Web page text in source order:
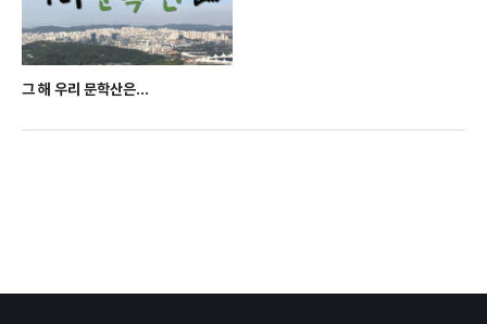
그 해 우리 문학산은...